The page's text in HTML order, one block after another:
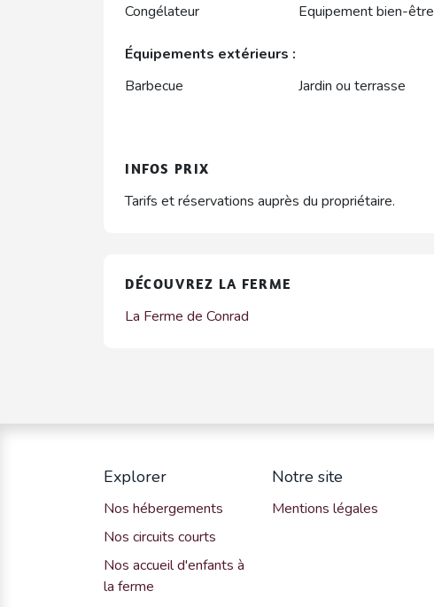
Congélateur
Equipement bien-être
Équipements extérieurs :
Barbecue
Jardin ou terrasse
INFOS PRIX
Tarifs et réservations auprès du propriétaire.
DÉCOUVREZ LA FERME
La Ferme de Conrad
Explorer
Nos hébergements
Nos circuits courts
Nos accueil d'enfants à
la ferme
Notre site
Mentions légales